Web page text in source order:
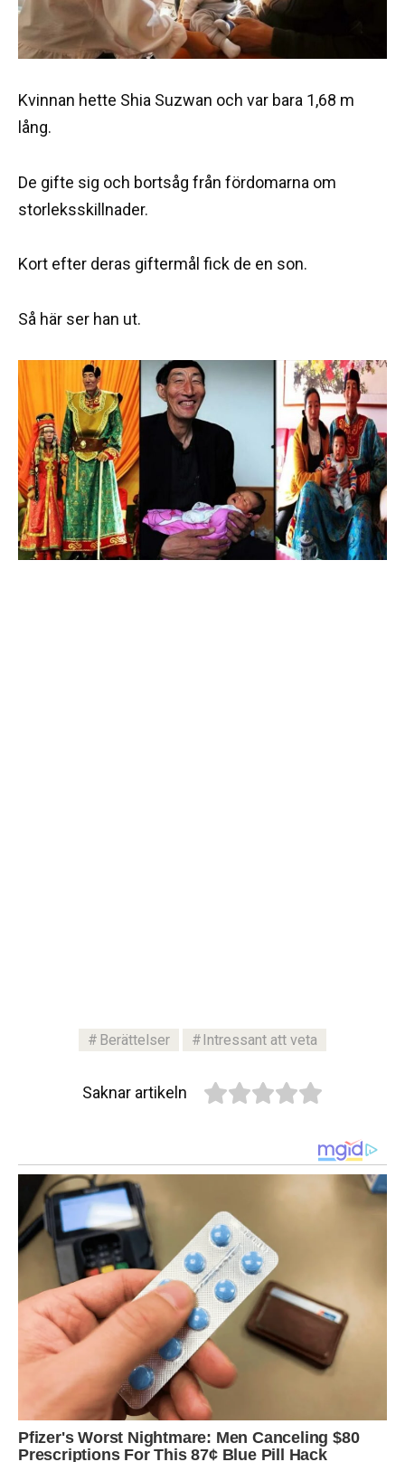
Kvinnan hette Shia Suzwan och var bara 1,68 m
lång.
De gifte sig och bortsåg från fördomarna om
storleksskillnader.
Kort efter deras giftermål fick de en son.
Så här ser han ut.
Berättelser Intressant att veta
Saknar artikeln